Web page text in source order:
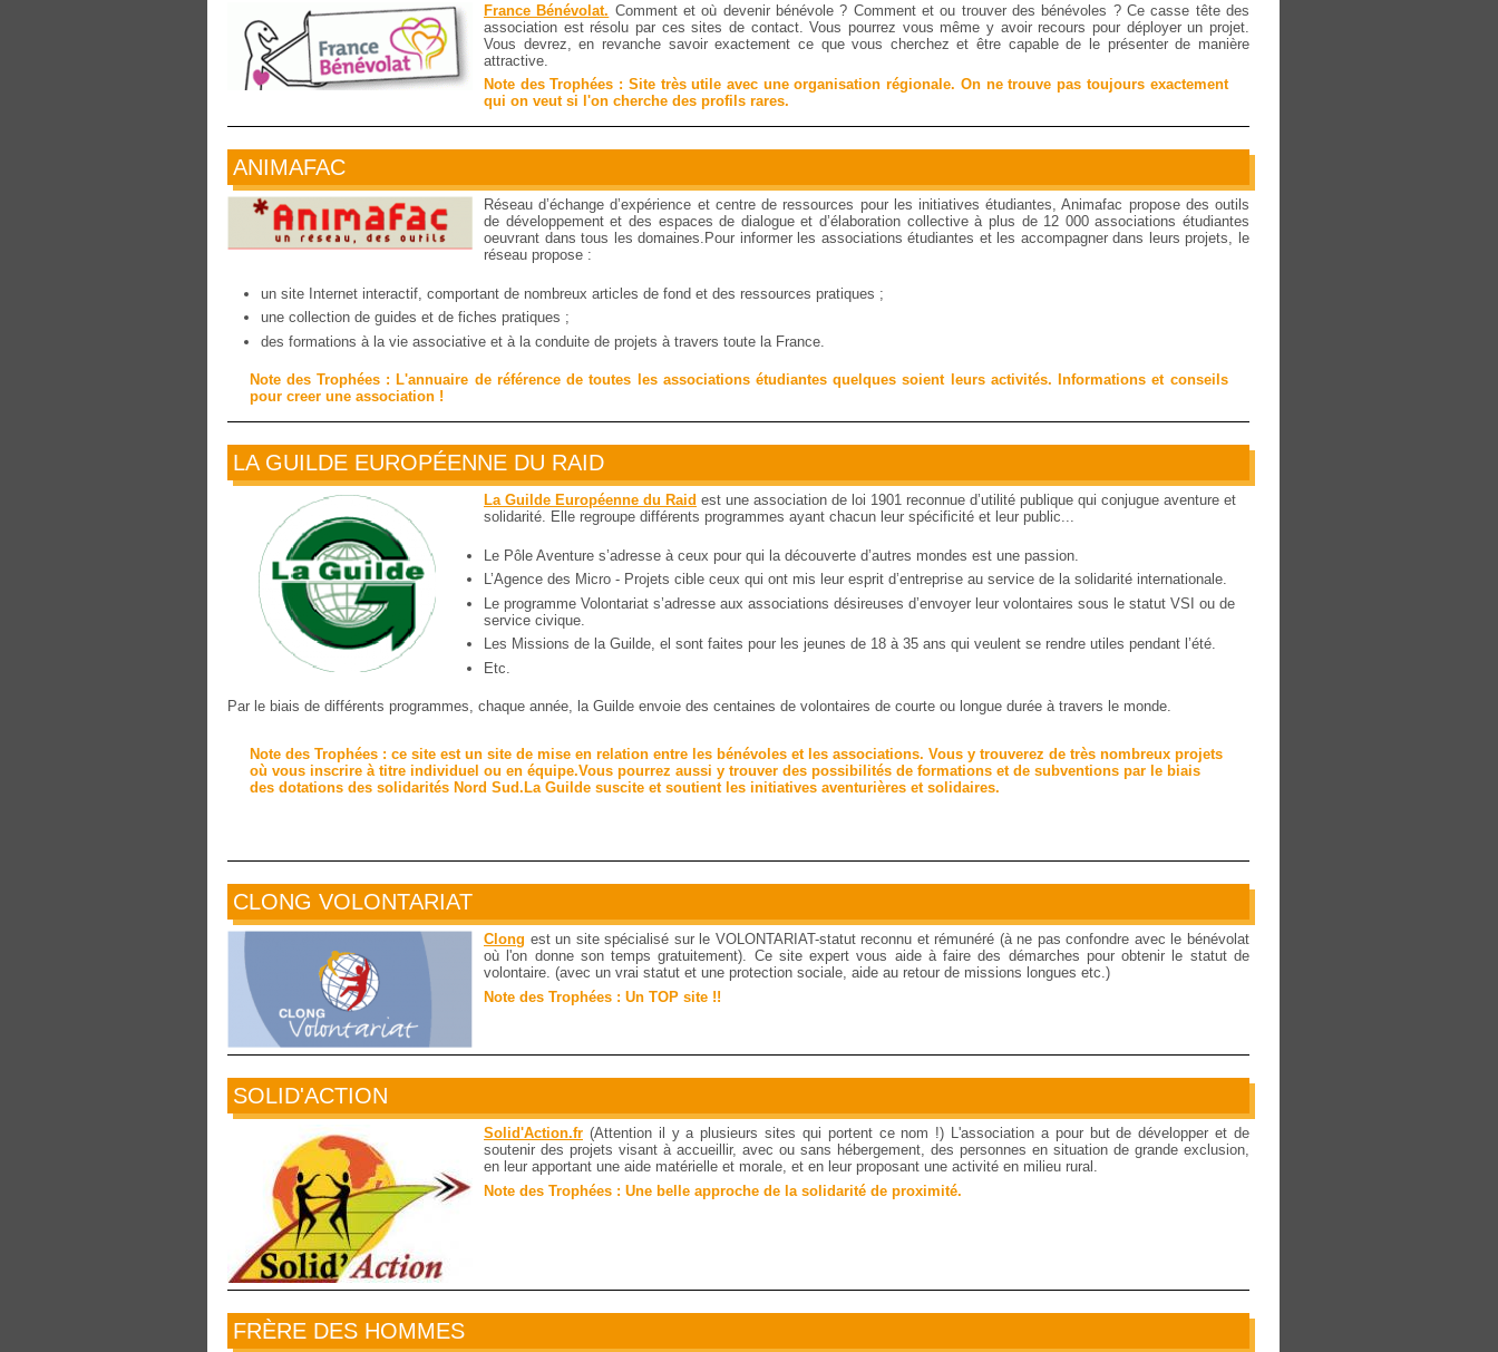
France Bénévolat. Comment et où devenir bénévole ? Comment et ou trouver des bénévoles ? Ce casse tête des
association est résolu par ces sites de contact. Vous pourrez vous même y avoir recours pour déployer un projet.
Vous devrez, en revanche savoir exactement ce que vous cherchez et être capable de le présenter de manière
attractive.
Note des Trophées : Site très utile avec une organisation régionale. On ne trouve pas toujours exactement
qui on veut si l'on cherche des profils rares.
ANIMAFAC
Réseau d’échange d’expérience et centre de ressources pour les initiatives étudiantes, Animafac propose des outils
de développement et des espaces de dialogue et d’élaboration collective à plus de 12 000 associations étudiantes
oeuvrant dans tous les domaines.Pour informer les associations étudiantes et les accompagner dans leurs projets, le
réseau propose :
un site Internet interactif, comportant de nombreux articles de fond et des ressources pratiques ;
une collection de guides et de fiches pratiques ;
des formations à la vie associative et à la conduite de projets à travers toute la France.
Note des Trophées : L'annuaire de référence de toutes les associations étudiantes quelques soient leurs activités. Informations et conseils
pour creer une association !
LA GUILDE EUROPÉENNE DU RAID
La Guilde Européenne du Raid est une association de loi 1901 reconnue d’utilité publique qui conjugue aventure et
solidarité. Elle regroupe différents programmes ayant chacun leur spécificité et leur public...
Le Pôle Aventure s’adresse à ceux pour qui la découverte d’autres mondes est une passion.
L’Agence des Micro - Projets cible ceux qui ont mis leur esprit d’entreprise au service de la solidarité internationale.
Le programme Volontariat s’adresse aux associations désireuses d’envoyer leur volontaires sous le statut VSI ou de
service civique.
Les Missions de la Guilde, el sont faites pour les jeunes de 18 à 35 ans qui veulent se rendre utiles pendant l’été.
Etc.
Par le biais de différents programmes, chaque année, la Guilde envoie des centaines de volontaires de courte ou longue durée à travers le monde.
Note des Trophées : ce site est un site de mise en relation entre les bénévoles et les associations. Vous y trouverez de très nombreux projets
où vous inscrire à titre individuel ou en équipe.Vous pourrez aussi y trouver des possibilités de formations et de subventions par le biais
des dotations des solidarités Nord Sud.La Guilde suscite et soutient les initiatives aventurières et solidaires.
CLONG VOLONTARIAT
Clong est un site spécialisé sur le VOLONTARIAT-statut reconnu et rémunéré (à ne pas confondre avec le bénévolat
où l'on donne son temps gratuitement). Ce site expert vous aide à faire des démarches pour obtenir le statut de
volontaire. (avec un vrai statut et une protection sociale, aide au retour de missions longues etc.)
Note des Trophées : Un TOP site !!
SOLID'ACTION
Solid'Action.fr (Attention il y a plusieurs sites qui portent ce nom !) L'association a pour but de développer et de
soutenir des projets visant à accueillir, avec ou sans hébergement, des personnes en situation de grande exclusion,
en leur apportant une aide matérielle et morale, et en leur proposant une activité en milieu rural.
Note des Trophées : Une belle approche de la solidarité de proximité.
FRÈRE DES HOMMES